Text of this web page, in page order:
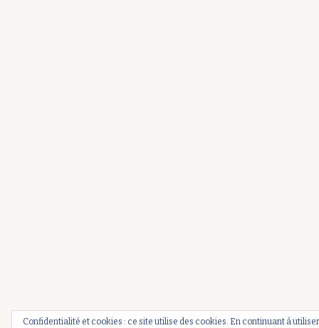
Confidentialité et cookies : ce site utilise des cookies. En continuant à